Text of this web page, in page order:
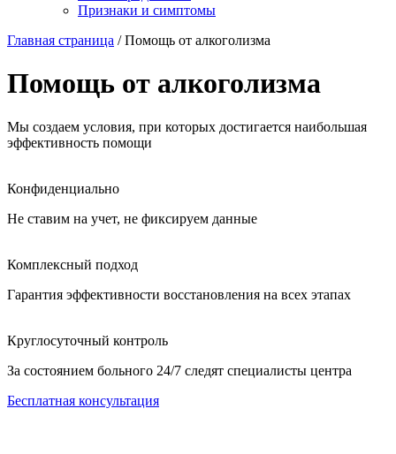
Признаки и симптомы
Главная страница /Помощь от алкоголизма
Помощь от алкоголизма
Мы создаем условия, при которых достигается наибольшая
эффективность помощи
Конфиденциально
Не ставим на учет, не фиксируем данные
Комплексный подход
Гарантия эффективности восстановления на всех этапах
Круглосуточный контроль
За состоянием больного 24/7 следят специалисты центра
Бесплатная консультация